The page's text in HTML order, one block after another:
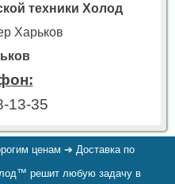
техники Холод
Харьков
13-35
ценам ➔ Доставка по
решит любую задачу в